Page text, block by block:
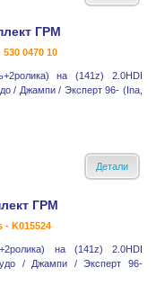
ГРМ
530 0470 10
на (141z) 2.0HDI
/ Джампи / Эксперт 96- (Ina,
Детали
ГРМ
- K015524
на (141z) 2.0HDI
/ Джампи / Эксперт 96-